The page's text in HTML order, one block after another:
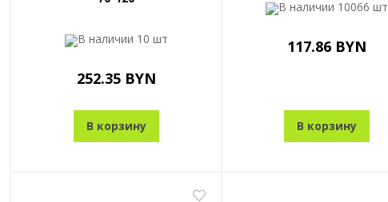
В наличии 10 шт
252.35 BYN
В корзину
В наличии 10066 шт
117.86 BYN
В корзину